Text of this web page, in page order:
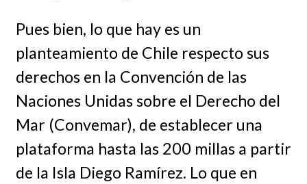
Pues bien, lo que hay es un
planteamiento de Chile respecto sus
derechos en la Convención de las
Naciones Unidas sobre el Derecho del
Mar (Convemar), de establecer una
plataforma hasta las 200 millas a partir
de la Isla Diego Ramírez. Lo que en